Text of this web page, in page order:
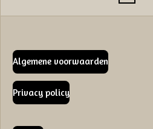
Algemene voorwaarden
Privacy policy